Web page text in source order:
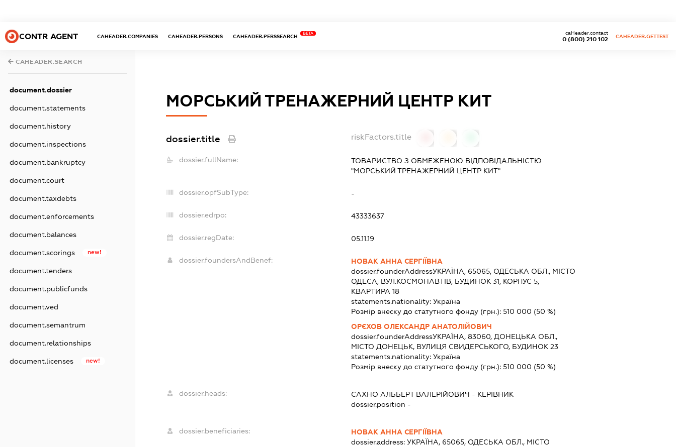
CONTR AGENT CAHEADER.COMPANIES CAHEADER.PERSONS CAHEADER.PERSSEARCH
BETA
0 (800) 210 102
caHeader.contact
CAHEADER.GETTEST
CAHEADER.SEARCH
document.dossier
document.statements
document.history
document.inspections
document.bankruptcy
document.court
document.taxdebts
document.enforcements
document.balances
document.scorings new!
document.tenders
document.publicfunds
document.ved
document.semantrum
document.relationships
document.licenses new!
МОРСЬКИЙ ТРЕНАЖЕРНИЙ ЦЕНТР КИТ
dossier.title riskFactors.title
dossier.fullName:
ТОВАРИСТВО З ОБМЕЖЕНОЮ ВІДПОВІДАЛЬНІСТЮ
"МОРСЬКИЙ ТРЕНАЖЕРНИЙ ЦЕНТР КИТ"
dossier.opfSubType: -
dossier.edrpo: 43333637
dossier.regDate: 05.11.19
dossier.foundersAndBenef:
НОВАК АННА СЕРГІЇВНА
dossier.founderAddressУКРАЇНА, 65065, ОДЕСЬКА ОБЛ., МІСТО
ОДЕСА, ВУЛ.КОСМОНАВТІВ, БУДИНОК 31, КОРПУС 5,
КВАРТИРА 18
statements.nationality:Україна
Розмір внеску до статутного фонду (грн.):510 000 (50 %)
ОРЄХОВ ОЛЕКСАНДР АНАТОЛІЙОВИЧ
dossier.founderAddressУКРАЇНА, 83060, ДОНЕЦЬКА ОБЛ.,
МІСТО ДОНЕЦЬК, ВУЛИЦЯ СВИДЕРСЬКОГО, БУДИНОК 23
statements.nationality:Україна
Розмір внеску до статутного фонду (грн.):510 000 (50 %)
dossier.heads: САХНО АЛЬБЕРТ ВАЛЕРІЙОВИЧ - КЕРІВНИК
dossier.position -
dossier.beneficiaries:
НОВАК АННА СЕРГІЇВНА
dossier.address:УКРАЇНА, 65065, ОДЕСЬКА ОБЛ., МІСТО